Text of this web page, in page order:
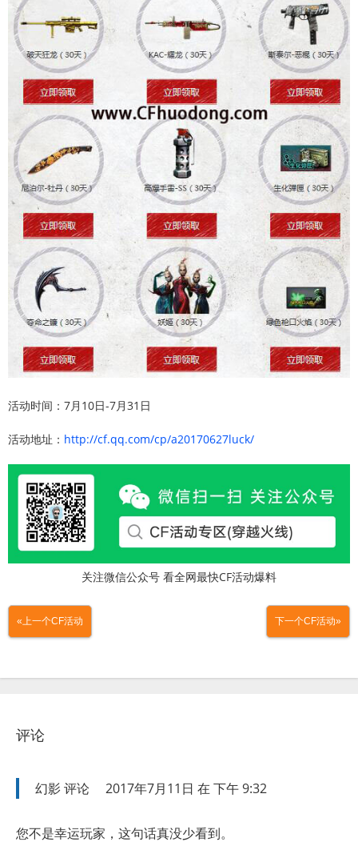
活动时间：7月10日-7月31日
活动地址： http://cf.qq.com/cp/a20170627luck/
关注微信公众号 看全网最快CF活动爆料
«上一个CF活动 下一个CF活动»
评论
幻影评论 2017年7月11日 在 下午 9:32
您不是幸运玩家，这句话真没少看到。